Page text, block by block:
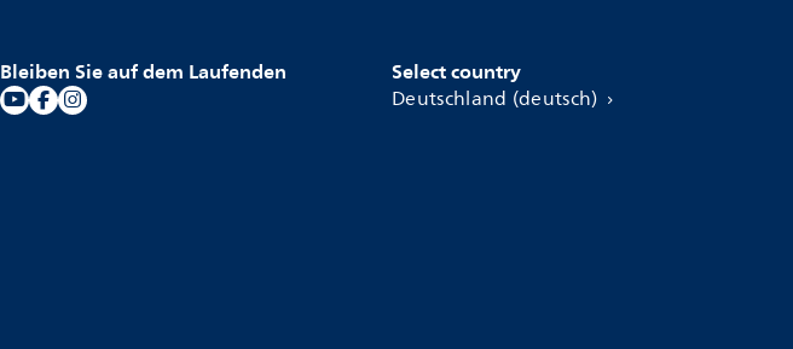
Bleiben Sie auf dem Laufenden Select country
Deutschland (deutsch)